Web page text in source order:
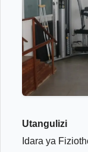
Utangulizi
Idara ya